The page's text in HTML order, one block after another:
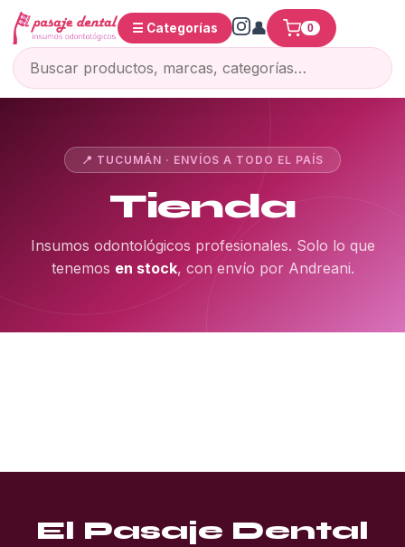
☰ Categorías 0
📍 TUCUMÁN · ENVÍOS A TODO EL PAÍS
Tienda
Insumos odontológicos profesionales. Solo lo que
tenemos en stock, con envío por Andreani.
El Pasaje Dental